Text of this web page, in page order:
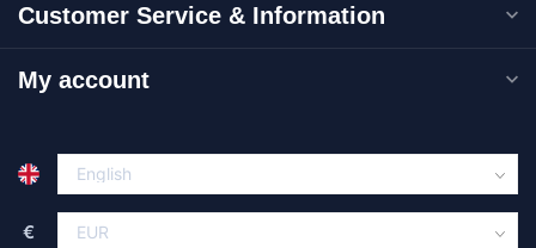
Customer Service & Information
My account
€